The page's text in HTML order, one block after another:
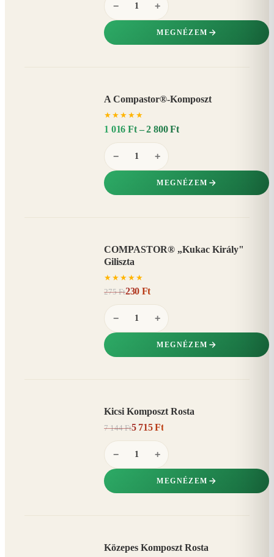
− +
MEGNÉZEM
A Compastor®-Komposzt
★ ★ ★ ★ ★
1 016 Ft – 2 800 Ft
− +
MEGNÉZEM
COMPASTOR® „Kukac Király"
Giliszta
★ ★ ★ ★ ★
275 Ft230 Ft
− +
MEGNÉZEM
Kicsi Komposzt Rosta
7 144 Ft5 715 Ft
− +
MEGNÉZEM
Közepes Komposzt Rosta